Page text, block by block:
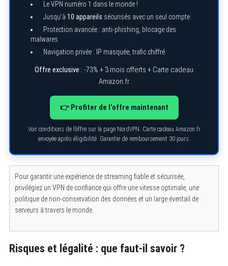
Le VPN numéro 1 dans le monde !
Jusqu’à 10 appareils sécurisés avec un seul compte
Protection avancée : anti-phishing, blocage des
malwares
Navigation privée : IP masquée, trafic chiffré
Offre exclusive : -73% + 3 mois offerts + Carte cadeau
Amazon.fr
👉 Profiter de l’offre maintenant
Voir conditions de l’offre sur la page NordVPN. Carte cadeau Amazon.fr
envoyée après éligibilité. Garantie de remboursement 30 jours.
Pour garantir une expérience de streaming fiable et sécurisée,
privilégiez un VPN de confiance qui offre une vitesse optimale, une
politique de non-conservation des données et un large éventail de
serveurs à travers le monde.
Risques et légalité : que faut-il savoir ?